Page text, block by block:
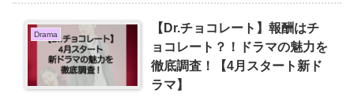
Drama
【Dr.チョコレート】報酬はチ
ョコレート？！ドラマの魅力を
徹底調査！【4月スタート新ド
ラマ】